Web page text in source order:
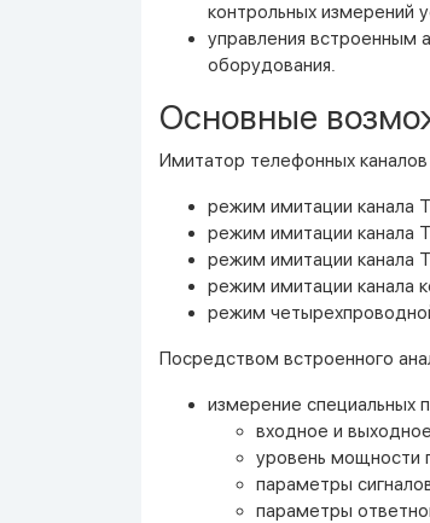
контрольных измерений
управления встроенным
оборудования.
Основные
Имитатор телефонных
режим имитации канала
режим имитации канала
режим имитации канала
режим имитации канала
режим
Посредством встроенного
измерение специальных
входное и
уровень мощности
параметры
параметры